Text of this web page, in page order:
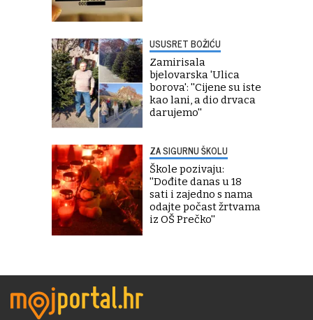
USUSRET BOŽIĆU
Zamirisala
bjelovarska 'Ulica
borova': ''Cijene su iste
kao lani, a dio drvaca
darujemo''
ZA SIGURNU ŠKOLU
Škole pozivaju:
''Dođite danas u 18
sati i zajedno s nama
odajte počast žrtvama
iz OŠ Prečko''